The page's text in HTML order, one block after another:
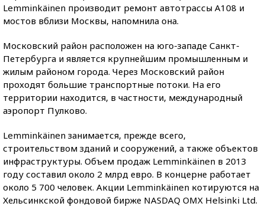
Lemminkäinen производит ремонт автотрассы А108 и
мостов вблизи Москвы, напомнила она.
Московский район расположен на юго-западе Санкт-
Петербурга и является крупнейшим промышленным и
жилым районом города. Через Московский район
проходят большие транспортные потоки. На его
территории находится, в частности, международный
аэропорт Пулково.
Lemminkäinen занимается, прежде всего,
строительством зданий и сооружений, а также объектов
инфраструктуры. Объем продаж Lemminkäinen в 2013
году составил около 2 млрд евро. В концерне работает
около 5 700 человек. Акции Lemminkäinen котируются на
Хельсинкской фондовой бирже NASDAQ OMX Helsinki Ltd.